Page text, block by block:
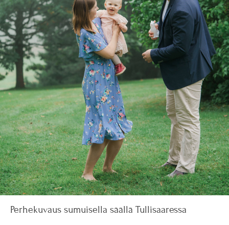
Perhekuvaus sumuisella säällä Tullisaaressa